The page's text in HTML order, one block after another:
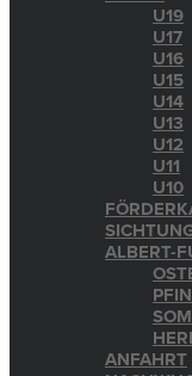
U19
U17
U16
U15
U14
U13
U12
U11
U10
ALBERT-
ANFAHRT